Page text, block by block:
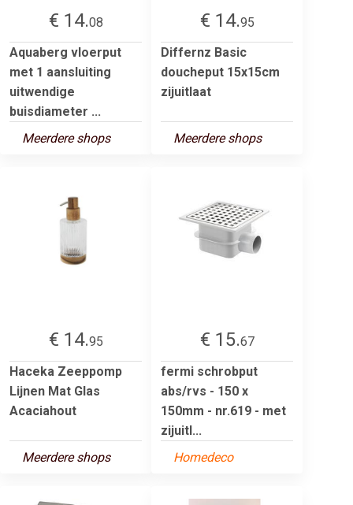
€ 14.08
Aquaberg vloerput
met 1 aansluiting
uitwendige
buisdiameter ...
Meerdere shops
€ 14.95
Differnz Basic
doucheput 15x15cm
zijuitlaat
Meerdere shops
€ 14.95
Haceka Zeeppomp
Lijnen Mat Glas
Acaciahout
Meerdere shops
€ 15.67
fermi schrobput
abs/rvs - 150 x
150mm - nr.619 - met
zijuitl...
Homedeco